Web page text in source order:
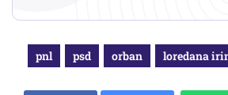
pnl psd orban loredana